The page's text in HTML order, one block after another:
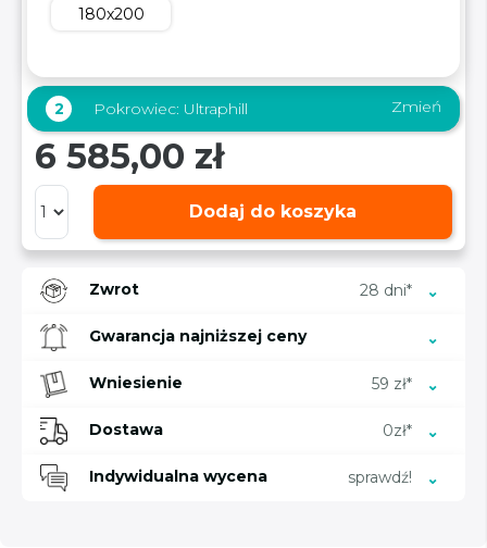
180x200
2 Pokrowiec: Ultraphill Zmień
6 585,00 zł
Dodaj do koszyka
Zwrot 28 dni*
Gwarancja najniższej ceny
Wniesienie 59 zł*
Dostawa 0zł*
Indywidualna wycena sprawdź!